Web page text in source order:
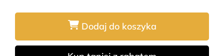
Dodaj do koszyka